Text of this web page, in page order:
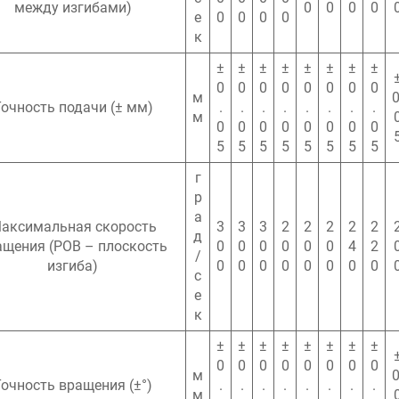
между изгибами)
е
к
0
0
0
0
0
0
0
0
подачи (± мм)
м
м
±
0
.
0
5
±
0
.
0
5
±
0
.
0
5
±
0
.
0
5
±
0
.
0
5
±
0
.
0
5
±
0
.
0
5
±
0
.
0
5
скорость
(POB – плоскость
изгиба)
г
р
а
д
/
с
е
к
3
0
0
3
0
0
3
0
0
2
0
0
2
0
0
2
0
0
2
4
0
2
2
0
вращения (±°)
м
м
±
0
.
±
0
.
±
0
.
±
0
.
±
0
.
±
0
.
±
0
.
±
0
.